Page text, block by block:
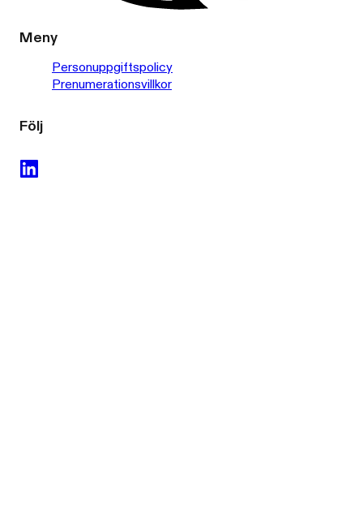
Meny
Personuppgiftspolicy
Prenumerationsvillkor
Följ